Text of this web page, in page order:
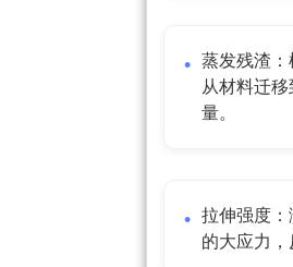
蒸发残渣
从材料迁
量。
拉伸强度
的大应力，